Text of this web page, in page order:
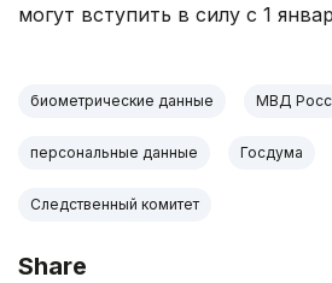
могут вступить в силу с 1
биометрические данные МВД
персональные данные Госдума
Следственный комитет
Share